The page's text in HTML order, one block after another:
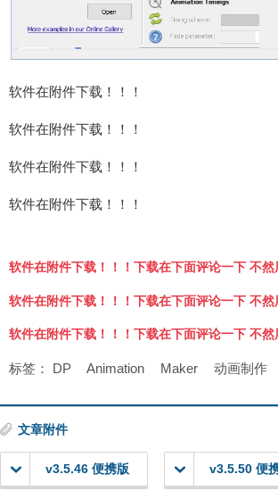
软件在附件下载！！！
软件在附件下载！！！
软件在附件下载！！！
软件在附件下载！！！
软件在附件下载！！！下载在下面评论一下 不然
软件在附件下载！！！下载在下面评论一下 不然
软件在附件下载！！！下载在下面评论一下 不然
标签： DP Animation Maker 动画制作
文章附件
v3.5.46 便携版 v3.5.50 便